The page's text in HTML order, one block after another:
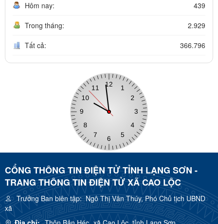
Hôm nay: 439
Trong tháng: 2.929
Tất cả: 366.796
CỔNG THÔNG TIN ĐIỆN TỬ TỈNH LẠNG SƠN -
TRANG THÔNG TIN ĐIỆN TỬ XÃ CAO LỘC
Trưởng Ban biên tập:Ngô Thị Vân Thúy, Phó Chủ tịch UBND
xã